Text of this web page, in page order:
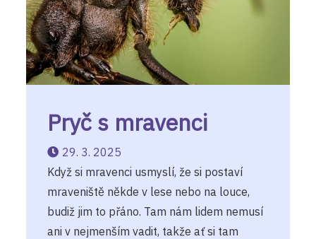
Pryč s mravenci
29. 3. 2025
Když si mravenci usmyslí, že si postaví
mraveniště někde v lese nebo na louce,
budiž jim to přáno. Tam nám lidem nemusí
ani v nejmenším vadit, takže ať si tam